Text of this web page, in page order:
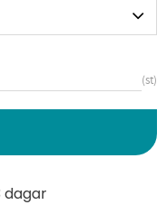
st
dagar